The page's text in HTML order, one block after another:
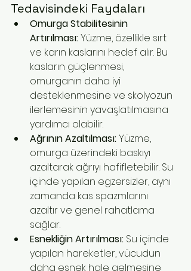
Tedavisindeki Faydaları
Omurga Stabilitesinin
Artırılması: Yüzme, özellikle sırt
ve karın kaslarını hedef alır. Bu
kasların güçlenmesi,
omurganın daha iyi
desteklenmesine ve skolyozun
ilerlemesinin yavaşlatılmasına
yardımcı olabilir.
Ağrının Azaltılması: Yüzme,
omurga üzerindeki baskıyı
azaltarak ağrıyı hafifletebilir. Su
içinde yapılan egzersizler, aynı
zamanda kas spazmlarını
azaltır ve genel rahatlama
sağlar.
Esnekliğin Artırılması: Su içinde
yapılan hareketler, vücudun
daha esnek hale gelmesine